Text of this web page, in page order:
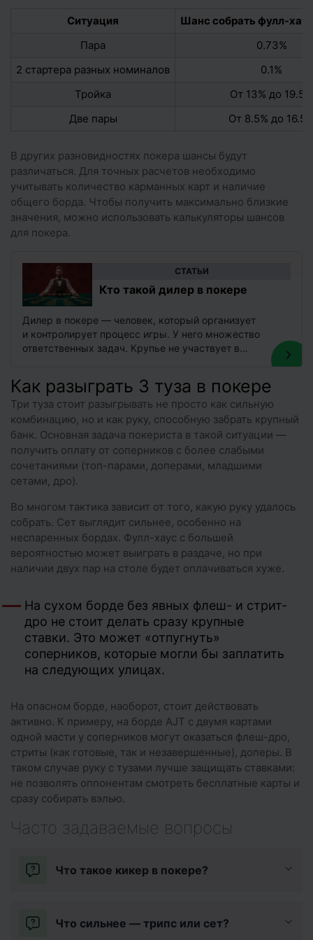
Ситуация
Шанс собрать фулл-
Пара
0.73%
2 стартера разных номиналов
0.1%
Тройка
От 13% до 19.5%
Две пары
От 8.5% до
В других разновидностях покера шансы будут
различаться. Для точных расчетов необходимо
учитывать количество карманных карт и наличие
общего борда. Чтобы получить максимально близкие
значения, можно использовать калькуляторы шансов
для покера.
CТАТЬИ
Кто такой дилер в покере
Дилер в покере — человек, который организует
и контролирует процесс игры. У него множество
ответственных задач. Крупье не участвует в
Как разыграть 3 туза в покере
Три туза стоит разыгрывать не просто как сильную
комбинацию, но и как руку, способную забрать крупный
банк. Основная задача покериста в такой ситуации —
получить оплату от соперников с более слабыми
сочетаниями (топ-парами, доперами, младшими
сетами, дро).
Во многом тактика зависит от того, какую руку удалось
собрать. Сет выглядит сильнее, особенно на
неспаренных бордах. Фулл-хаус с большей
вероятностью может выиграть в раздаче, но при
наличии двух пар на столе будет оплачиваться хуже.
На сухом борде без явных флеш- и стрит-
дро не стоит делать сразу крупные
ставки. Это может «отпугнуть»
соперников, которые могли бы заплатить
на следующих улицах.
На опасном борде, наоборот, стоит действовать
активно. К примеру, на борде AJT с двумя картами
одной масти у соперников могут оказаться флеш-дро,
стриты (как готовые, так и незавершенные), доперы. В
таком случае руку с тузами лучше защищать ставками:
не позволять оппонентам смотреть бесплатные карты и
сразу собирать вэлью.
Часто задаваемые вопросы
Что такое кикер в покере?
Что сильнее — трипс или сет?